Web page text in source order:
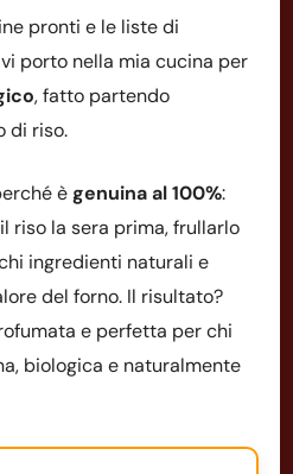
pronti e le liste di
porto nella mia cucina per
, fatto partendo
di riso.
ègenuina al 100%:
riso la sera prima, frullarlo
ingredienti naturali e
del forno. Il risultato?
e perfetta per chi
biologica e naturalmente